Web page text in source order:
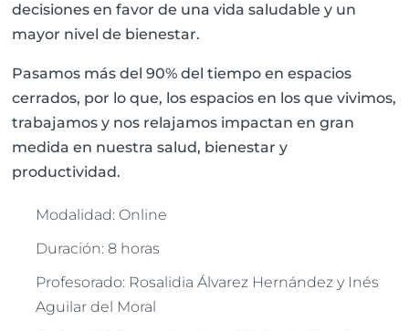
decisiones en favor de una vida saludable y un
mayor nivel de bienestar.
Pasamos más del 90% del tiempo en espacios
cerrados, por lo que, los espacios en los que vivimos,
trabajamos y nos relajamos impactan en gran
medida en nuestra salud, bienestar y
productividad.
Modalidad: Online
Duración: 8 horas
Profesorado: Rosalidia Álvarez Hernández y Inés
Aguilar del Moral